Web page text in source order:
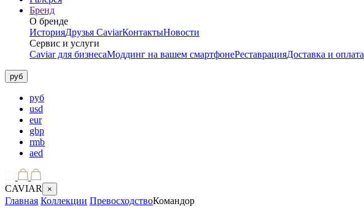
Бренд
О бренде
ИсторияДрузья CaviarКонтактыНовости
Сервис и услуги
Caviar для бизнесаМоддинг на вашем смартфонеРеставрацияДоставка и оплата
руб
руб
usd
eur
gbp
rmb
aed
CAVIAR ×
Главная Коллекции ПревосходствоКомандор